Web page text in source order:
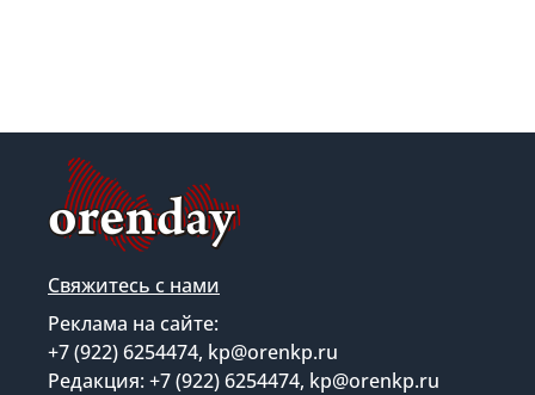
Свяжитесь с нами
Реклама на сайте:
+7 (922) 6254474, kp@orenkp.ru
Редакция: +7 (922) 6254474, kp@orenkp.ru